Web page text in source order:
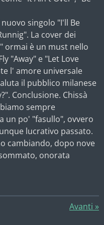
singolo "I'll Be
La cover dei
ormai è un must nello
"Away" e "Let Love
l' amore universale
il pubblico milanese
Conclusione. Chissà
sempre
un po' "fasullo", ovvero
lucrativo passato.
cambiando, dopo nove
onorata
Avanti »